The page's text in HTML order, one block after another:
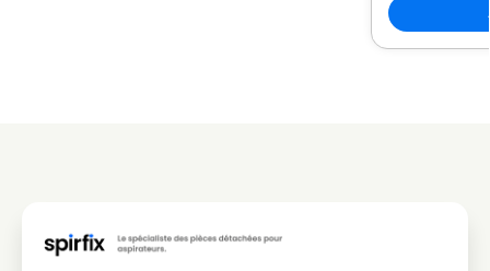
LG-
GOLDSTAR
LG-GOLDSTAR T 2700